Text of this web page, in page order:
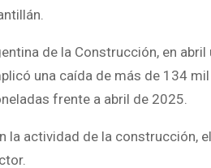
de la Construcción, en
una caída de más de 134
frente a abril de 2025.
actividad de la construcción,